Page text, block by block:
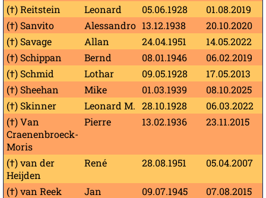
(†) Reitstein
Leonard 05.06.1928 01.08.2019
(†) Sanvito
Alessandro 13.12.1938 20.10.2020
(†) Savage
Allan 24.04.1951 14.05.2022
(†) Schippan
Bernd 08.01.1946 06.02.2019
(†) Schmid
Lothar 09.05.1928 17.05.2013
(†) Sheehan
Mike 01.03.1939 08.10.2025
(†) Skinner
Leonard M. 28.10.1928 06.03.2022
(†) Van
Craenenbroeck-
Moris
Pierre 13.02.1936 23.11.2015
(†) van der
Heijden
René 28.08.1951 05.04.2007
(†) van Reek Jan 09.07.1945 07.08.2015